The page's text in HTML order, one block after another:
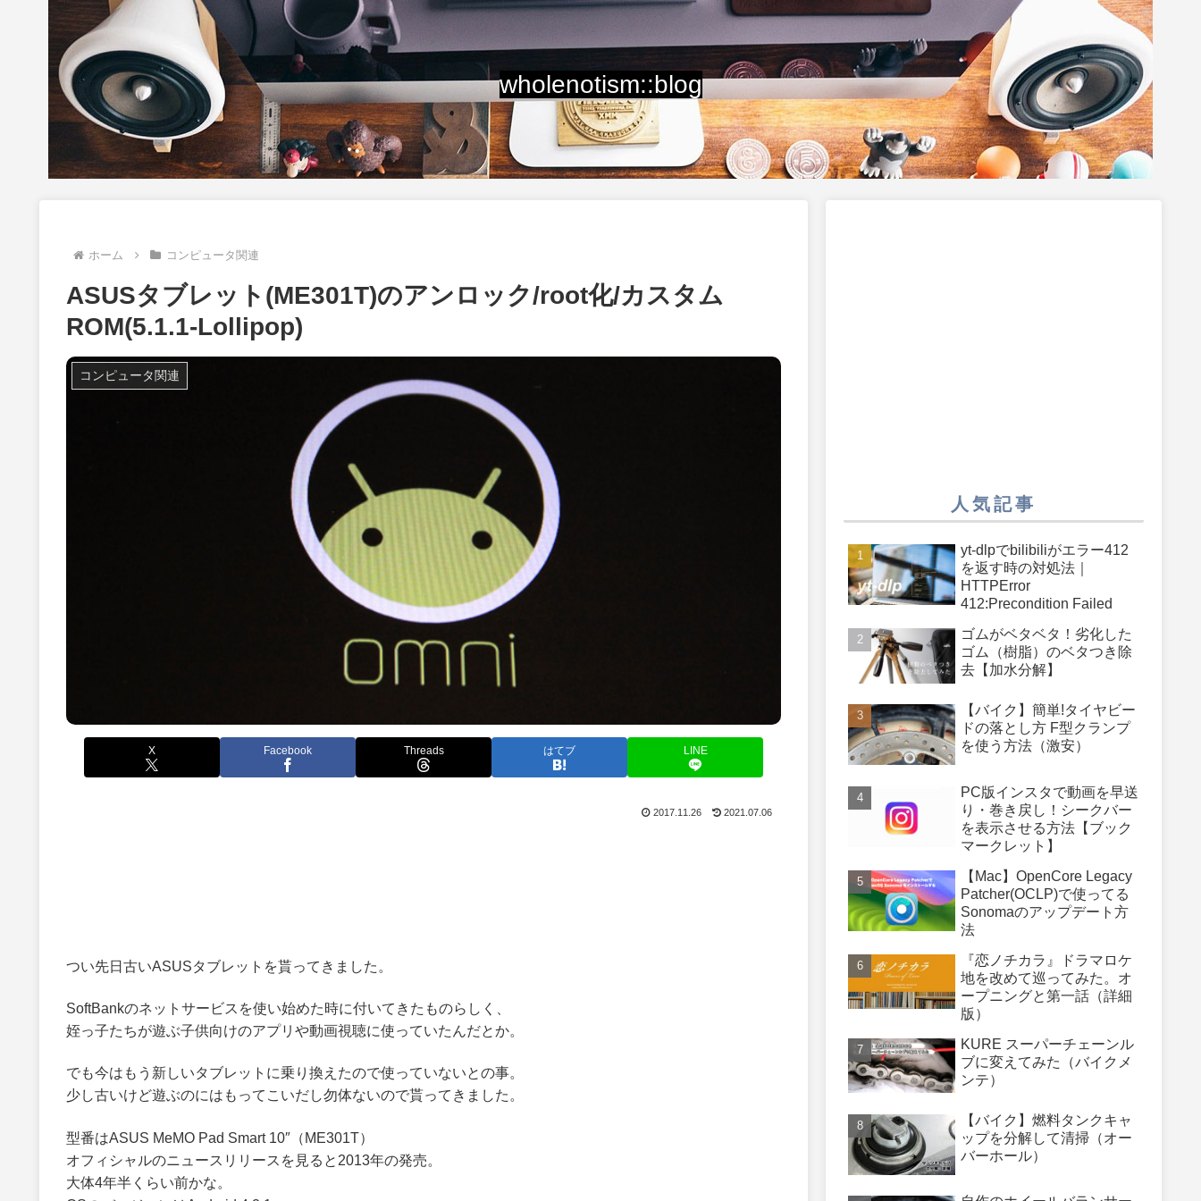
wholenotism::blog
ホーム コンピュータ関連
ASUSタブレット(ME301T)のアンロック/root化/カスタム
ROM(5.1.1-Lollipop)
コンピュータ関連
X Facebook Threads はてブ LINE
2017.11.26 2021.07.06
つい先日古いASUSタブレットを貰ってきました。
SoftBankのネットサービスを使い始めた時に付いてきたものらしく、
姪っ子たちが遊ぶ子供向けのアプリや動画視聴に使っていたんだとか。
でも今はもう新しいタブレットに乗り換えたので使っていないとの事。
少し古いけど遊ぶのにはもってこいだし勿体ないので貰ってきました。
型番はASUS MeMO Pad Smart 10″（ME301T）
オフィシャルのニュースリリースを見ると2013年の発売。
大体4年半くらい前かな。
人気記事
yt-dlpでbilibiliがエラー412
を返す時の対処法｜
HTTPError
412:Precondition Failed
ゴムがベタベタ！劣化した
ゴム（樹脂）のベタつき除
去【加水分解】
【バイク】簡単!タイヤビー
ドの落とし方 F型クランプ
を使う方法（激安）
PC版インスタで動画を早送
り・巻き戻し！シークバー
を表示させる方法【ブック
マークレット】
【Mac】OpenCore Legacy
Patcher(OCLP)で使ってる
Sonomaのアップデート方
法
『恋ノチカラ』ドラマロケ
地を改めて巡ってみた。オ
ープニングと第一話（詳細
版）
KURE スーパーチェーンル
ブに変えてみた（バイクメ
ンテ）
【バイク】燃料タンクキャ
ップを分解して清掃（オー
バーホール）